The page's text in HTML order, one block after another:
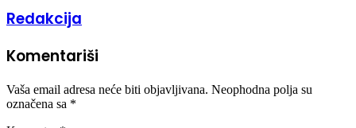
Redakcija
Komentariši
Vaša email adresa neće biti objavljivana. Neophodna polja su
označena sa *